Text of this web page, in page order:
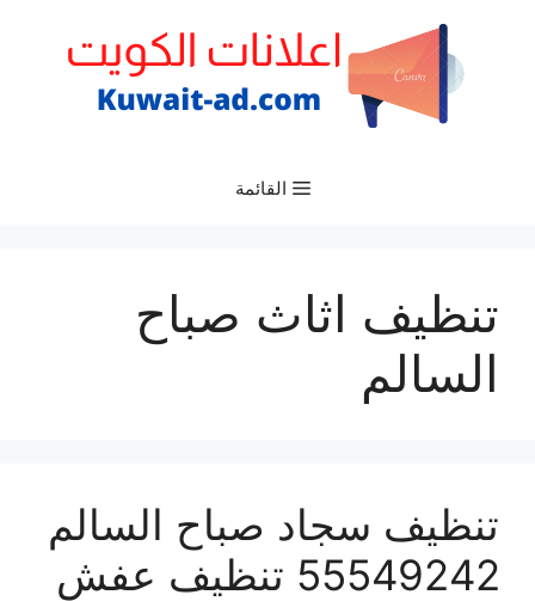
القائمة
تنظيف اثاث صباح
السالم
تنظيف سجاد صباح السالم
55549242 تنظيف عفش